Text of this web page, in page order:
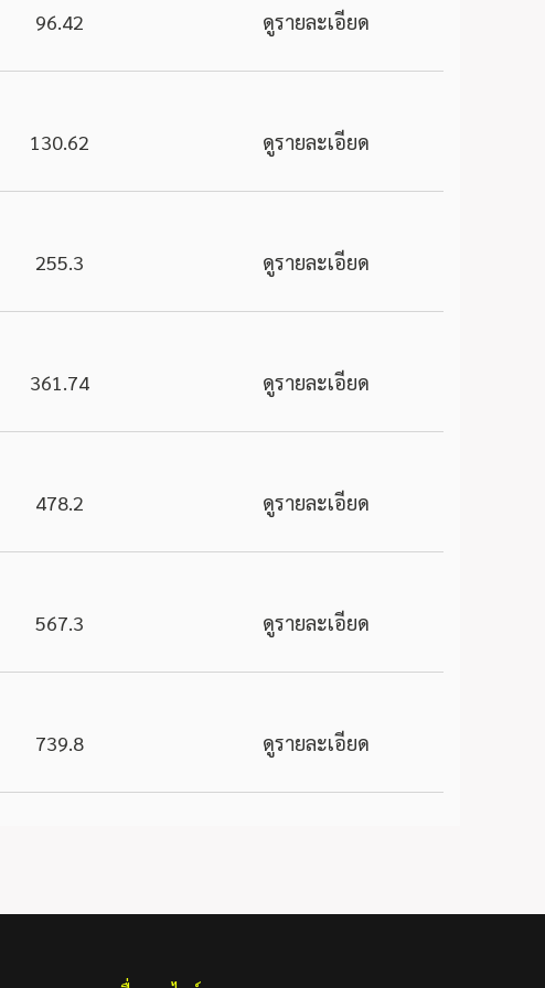
96.42 ดูรายละเอียด
130.62 ดูรายละเอียด
255.3 ดูรายละเอียด
361.74 ดูรายละเอียด
478.2 ดูรายละเอียด
567.3 ดูรายละเอียด
739.8 ดูรายละเอียด